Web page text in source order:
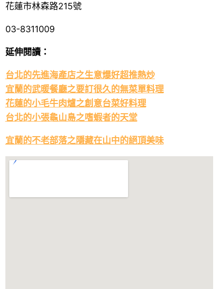
花蓮市林森路215號
03-8311009
延伸閱讀：
台北的先進海產店之生意爆好超推熱炒
宜蘭的武暖餐廳之要訂很久的無菜單料理
花蓮的小毛牛肉爐之創意台菜好料理
台北的小張龜山島之嗜蝦者的天堂
宜蘭的不老部落之隱藏在山中的絕頂美味